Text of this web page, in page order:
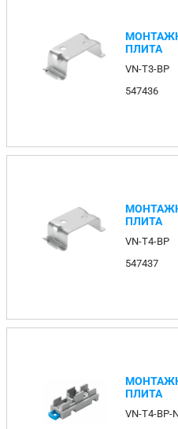
ПЛИТА
VN-T3-BP
547436
ПЛИТА
VN-T4-BP
547437
ПЛИТА
VN-T4-BP-